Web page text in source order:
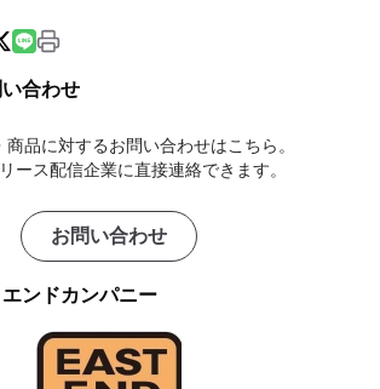
合わせ
商品に対するお問い合わせはこちら。
ース配信企業に直接連絡できます。
お問い合わせ
ンドカンパニー